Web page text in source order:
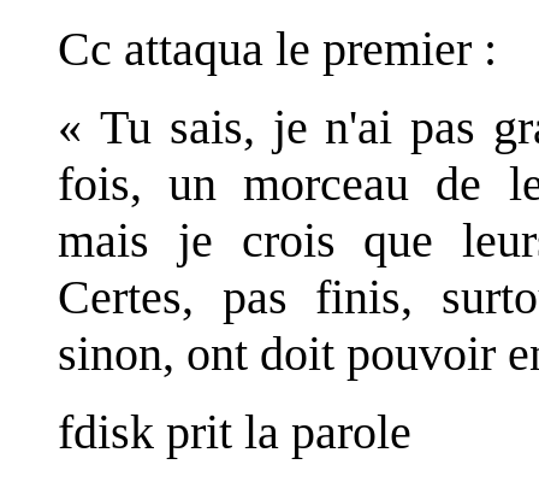
Cc attaqua le premier :
« Tu sais, je n'ai pas
fois, un morceau de
mais je crois que
Certes, pas finis,
sinon, ont doit pouvoir
fdisk prit la parole